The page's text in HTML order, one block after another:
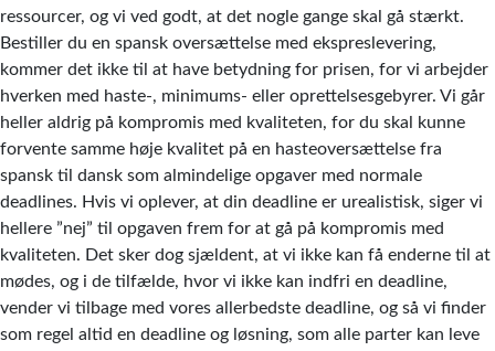
ressourcer, og vi ved godt, at det nogle gange skal gå stærkt.
Bestiller du en spansk oversættelse med ekspreslevering,
kommer det ikke til at have betydning for prisen, for vi arbejder
hverken med haste-, minimums- eller oprettelsesgebyrer. Vi går
heller aldrig på kompromis med kvaliteten, for du skal kunne
forvente samme høje kvalitet på en hasteoversættelse fra
spansk til dansk som almindelige opgaver med normale
deadlines. Hvis vi oplever, at din deadline er urealistisk, siger vi
hellere ”nej” til opgaven frem for at gå på kompromis med
kvaliteten. Det sker dog sjældent, at vi ikke kan få enderne til at
mødes, og i de tilfælde, hvor vi ikke kan indfri en deadline,
vender vi tilbage med vores allerbedste deadline, og så vi finder
som regel altid en deadline og løsning, som alle parter kan leve